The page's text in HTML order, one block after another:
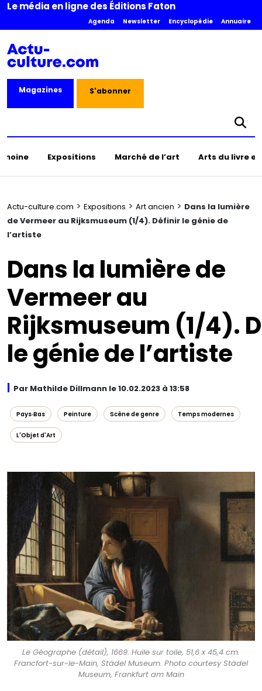
Le média en ligne des Éditions Faton
Agenda Newsletter Encyclopédie Annuaire
Magazines S'abonner
Expositions Marché de l’art Arts du livre
Actu-culture.com > Expositions > Art ancien > Dans la lumière
de Vermeer au Rijksmuseum (1/4). Définir le génie de
l’artiste
Dans la lumière de
Vermeer au
Rijksmuseum (1/4).
le génie de l’artiste
Par Mathilde Dillmann le 10.02.2023 à 13:58
Pays‑Bas Peinture Scène de genre Temps modernes
L'Objet d'Art
Le Géographe (détail), 1669. Huile sur toile, 51,6 x 45,4 cm.
Francfort-sur-le-Main, Städel Museum. Photo courtesy Städel
Museum, Frankfurt am Main